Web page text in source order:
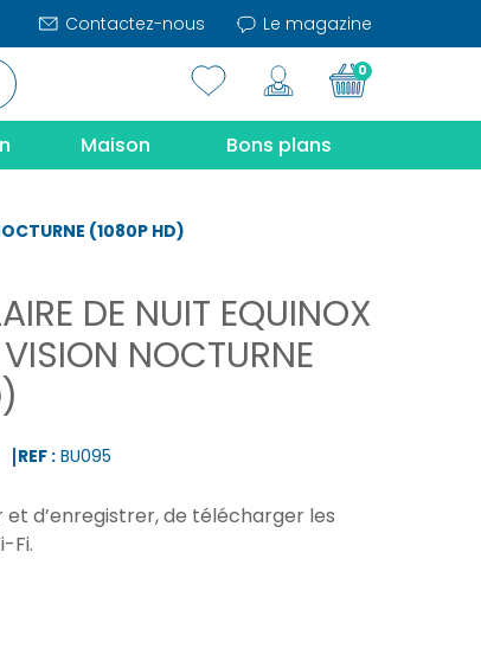
Contactez-nous Le magazine
0
Maison Bons plans
(1080P HD)
DE NUIT EQUINOX
NOCTURNE
REF : BU095
d’enregistrer, de télécharger les
Fi.